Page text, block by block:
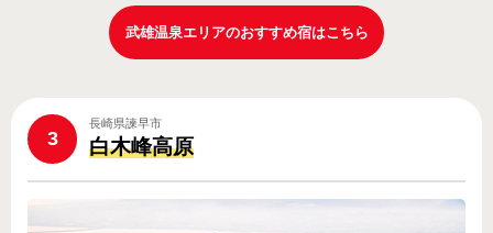
武雄温泉エリアのおすすめ宿はこちら
3
長崎県諫早市
白木峰高原